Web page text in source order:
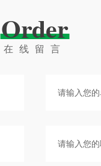
Order
在线留言